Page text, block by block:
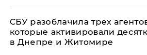
СБУ разоблачила трех
которые активировали
в Днепре и Житомире